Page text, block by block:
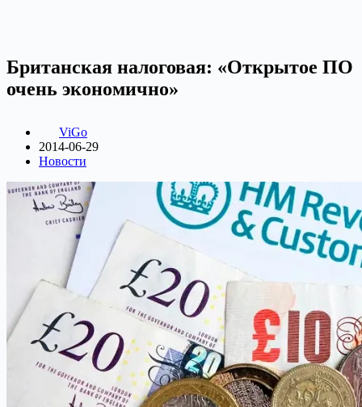
Британская налоговая: «Открытое ПО
очень экономично»
ViGo
2014-06-29
Новости